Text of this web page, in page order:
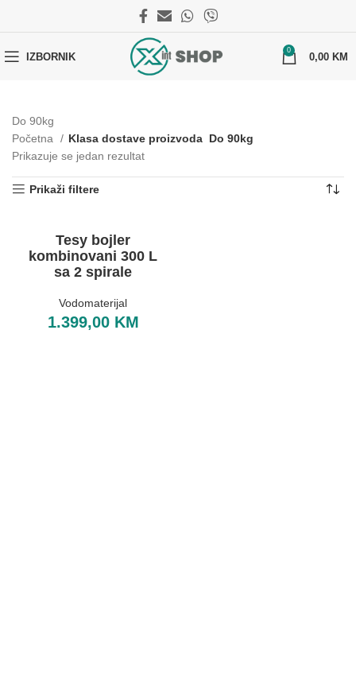
IZBORNIK
0
0,00 KM
Do 90kg
Početna
Klasa dostave proizvoda Do 90kg
Prikazuje se jedan rezultat
Prikaži filtere
Tesy bojler
kombinovani 300 L
sa 2 spirale
Vodomaterijal
1.399,00 KM